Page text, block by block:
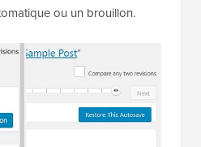
ou un brouillon.